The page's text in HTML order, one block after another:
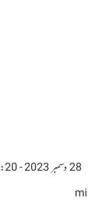
28 دسمبر 2023 - 21:20